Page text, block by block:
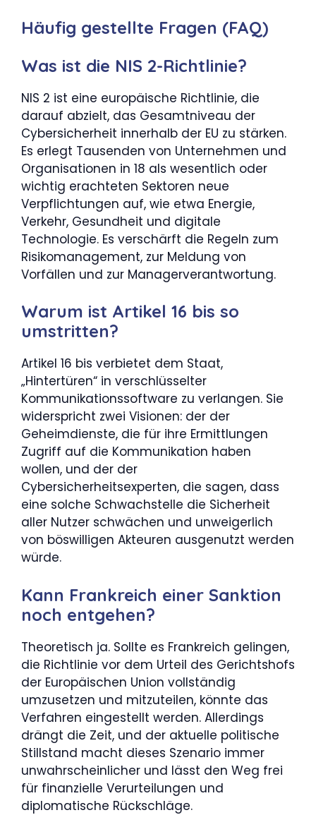
Häufig gestellte Fragen (FAQ)
Was ist die NIS 2-Richtlinie?
NIS 2 ist eine europäische Richtlinie, die
darauf abzielt, das Gesamtniveau der
Cybersicherheit innerhalb der EU zu stärken.
Es erlegt Tausenden von Unternehmen und
Organisationen in 18 als wesentlich oder
wichtig erachteten Sektoren neue
Verpflichtungen auf, wie etwa Energie,
Verkehr, Gesundheit und digitale
Technologie. Es verschärft die Regeln zum
Risikomanagement, zur Meldung von
Vorfällen und zur Managerverantwortung.
Warum ist Artikel 16 bis so
umstritten?
Artikel 16 bis verbietet dem Staat,
„Hintertüren“ in verschlüsselter
Kommunikationssoftware zu verlangen. Sie
widerspricht zwei Visionen: der der
Geheimdienste, die für ihre Ermittlungen
Zugriff auf die Kommunikation haben
wollen, und der der
Cybersicherheitsexperten, die sagen, dass
eine solche Schwachstelle die Sicherheit
aller Nutzer schwächen und unweigerlich
von böswilligen Akteuren ausgenutzt werden
würde.
Kann Frankreich einer Sanktion
noch entgehen?
Theoretisch ja. Sollte es Frankreich gelingen,
die Richtlinie vor dem Urteil des Gerichtshofs
der Europäischen Union vollständig
umzusetzen und mitzuteilen, könnte das
Verfahren eingestellt werden. Allerdings
drängt die Zeit, und der aktuelle politische
Stillstand macht dieses Szenario immer
unwahrscheinlicher und lässt den Weg frei
für finanzielle Verurteilungen und
diplomatische Rückschläge.